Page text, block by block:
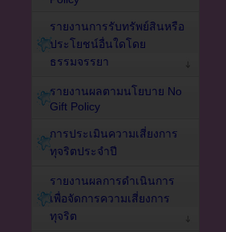
รายงานการรับทรัพย์สินหรือ
ประโยชน์อื่นใดโดย
ธรรมจรรยา
รายงานผลตามนโยบาย No
Gift Policy
การประเมินความเสี่ยงการ
ทุจริตประจำปี
รายงานผลการดำเนินการ
เพื่อจัดการความเสี่ยงการ
ทุจริต